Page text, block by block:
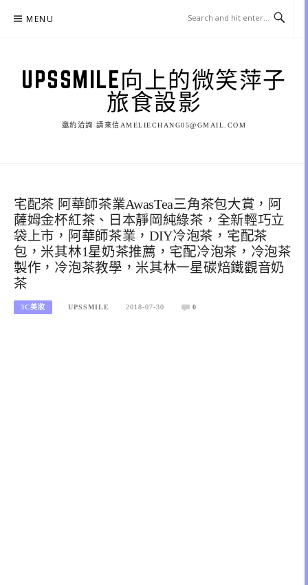
MENU
UPSSMILE向上的微笑萍子
旅食設影
邀約洽詢 請來信AMELIECHANG05@GMAIL.COM
宅配茶 阿華師茶業AwasTea三角茶包大賞，阿
薩姆金杯紅茶、日本靜岡純綠茶，全新輕巧立
袋上市，阿華師茶業，DIY冷泡茶，宅配茶
包，米其林1星奶茶推薦，宅配冷泡茶，冷泡茶
製作，冷泡茶教學，米其林一星碳焙鐵觀音奶
茶
3C美妝 UPSSMILE 2018-07-30 0